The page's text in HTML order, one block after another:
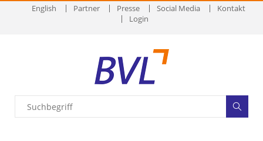
English Partner Presse Social Media
Kontakt
Login